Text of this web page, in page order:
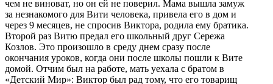
чем не виноват, но он ей не поверил. Мама вышла замуж
за незнакомого для Вити человека, привела его в дом и
через 9 месяцев, не спросив Виктора, родила ему братика.
Второй раз Витю предал его школьный друг Сережа
Козлов. Это произошло в среду днем сразу после
окончания уроков, когда они после школы пошли к Вите
домой. Отчим был на работе, мать уехала с братом в
«Детский Мир»: Виктор был рад тому, что его товарищ